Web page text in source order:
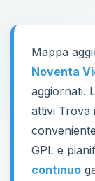
Mappa
Noventa
aggiornati.
attivi Trova
GPL e
continuo